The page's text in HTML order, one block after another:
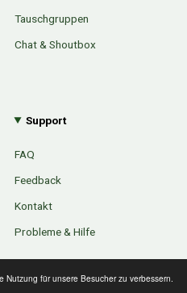
Nutzung für unsere Besucher zu verbessern.
Tauschgruppen
Chat & Shoutbox
Support
FAQ
Feedback
Kontakt
Probleme & Hilfe